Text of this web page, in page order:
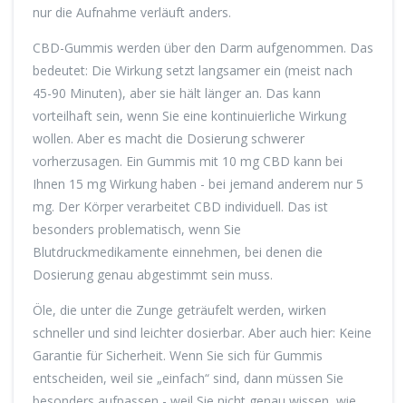
nur die Aufnahme verläuft anders.
CBD-Gummis werden über den Darm aufgenommen. Das
bedeutet: Die Wirkung setzt langsamer ein (meist nach
45-90 Minuten), aber sie hält länger an. Das kann
vorteilhaft sein, wenn Sie eine kontinuierliche Wirkung
wollen. Aber es macht die Dosierung schwerer
vorherzusagen. Ein Gummis mit 10 mg CBD kann bei
Ihnen 15 mg Wirkung haben - bei jemand anderem nur 5
mg. Der Körper verarbeitet CBD individuell. Das ist
besonders problematisch, wenn Sie
Blutdruckmedikamente einnehmen, bei denen die
Dosierung genau abgestimmt sein muss.
Öle, die unter die Zunge geträufelt werden, wirken
schneller und sind leichter dosierbar. Aber auch hier: Keine
Garantie für Sicherheit. Wenn Sie sich für Gummis
entscheiden, weil sie „einfach“ sind, dann müssen Sie